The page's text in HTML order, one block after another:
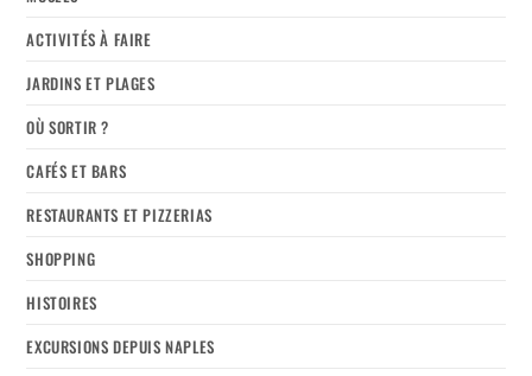
ACTIVITÉS À FAIRE
JARDINS ET PLAGES
OÙ SORTIR ?
CAFÉS ET BARS
RESTAURANTS ET PIZZERIAS
SHOPPING
HISTOIRES
EXCURSIONS DEPUIS NAPLES